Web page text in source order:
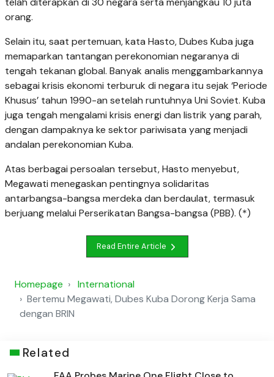
orang.
Selain itu, saat pertemuan, kata Hasto, Dubes Kuba juga
memaparkan tantangan perekonomian negaranya di
tengah tekanan global. Banyak analis menggambarkannya
sebagai krisis ekonomi terburuk di negara itu sejak ‘Periode
Khusus’ tahun 1990-an setelah runtuhnya Uni Soviet. Kuba
juga tengah mengalami krisis energi dan listrik yang parah,
dengan dampaknya ke sektor pariwisata yang menjadi
andalan perekonomian Kuba.
Atas berbagai persoalan tersebut, Hasto menyebut,
Megawati menegaskan pentingnya solidaritas
antarbangsa-bangsa merdeka dan berdaulat, termasuk
berjuang melalui Perserikatan Bangsa-bangsa (PBB). (*)
Read Entire Article
Homepage
International
Bertemu Megawati, Dubes Kuba Dorong Kerja Sama
dengan BRIN
Related